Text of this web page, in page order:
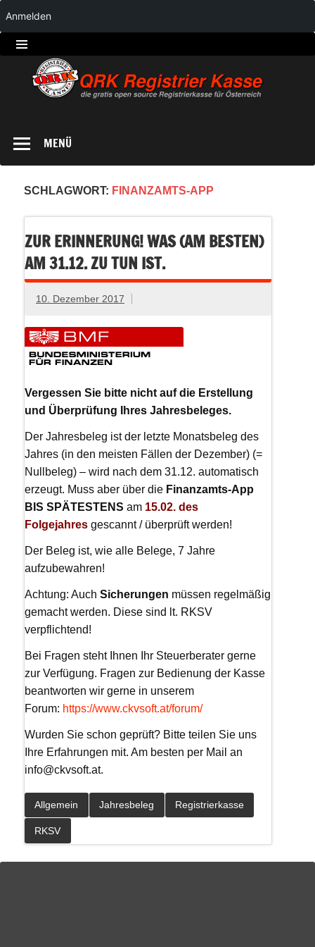
QRK
MENÜ
SCHLAGWORT: FINANZAMTS-APP
ZUR ERINNERUNG! WAS (AM BESTEN)
AM 31.12. ZU TUN IST.
10. Dezember 2017
Vergessen Sie bitte nicht auf die Erstellung
und Überprüfung Ihres Jahresbeleges.
Der Jahresbeleg ist der letzte Monatsbeleg des
Jahres (in den meisten Fällen der Dezember) (=
Nullbeleg) – wird nach dem 31.12. automatisch
erzeugt. Muss aber über die Finanzamts-App
BIS SPÄTESTENS am 15.02. des
Folgejahres gescannt / überprüft werden!
Der Beleg ist, wie alle Belege, 7 Jahre
aufzubewahren!
Achtung: Auch Sicherungen müssen regelmäßig
gemacht werden. Diese sind lt. RKSV
verpflichtend!
Bei Fragen steht Ihnen Ihr Steuerberater gerne
zur Verfügung. Fragen zur Bedienung der Kasse
beantworten wir gerne in unserem
Forum: https://www.ckvsoft.at/forum/
Wurden Sie schon geprüft? Bitte teilen Sie uns
Ihre Erfahrungen mit. Am besten per Mail an
info@ckvsoft.at.
Allgemein Jahresbeleg Registrierkasse
RKSV
Anmelden